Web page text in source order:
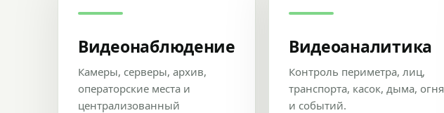
Видеонаблюдение
Камеры, серверы, архив,
операторские места и
централизованный
Видеоаналитика
Контроль периметра, лиц,
транспорта, касок, дыма, огня
и событий.